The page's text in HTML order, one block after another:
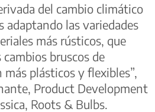
del cambio climático
adaptando las variedades
más rústicos, que
bruscos de
plásticos y flexibles”,
Product Development
Roots & Bulbs.